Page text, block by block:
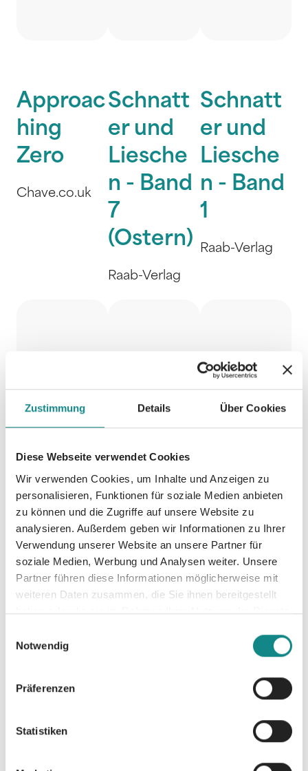
Zustimmung Details Über Cookies
Diese Webseite verwendet Cookies
Wir verwenden Cookies, um Inhalte und Anzeigen zu
personalisieren, Funktionen für soziale Medien anbieten
zu können und die Zugriffe auf unsere Website zu
analysieren. Außerdem geben wir Informationen zu Ihrer
Verwendung unserer Website an unsere Partner für
soziale Medien, Werbung und Analysen weiter. Unsere
Partner führen diese Informationen möglicherweise mit
weiteren Daten zusammen, die Sie ihnen bereitgestellt
haben oder die sie im Rahmen Ihrer Nutzung der Dienste
Notwendig
Präferenzen
Statistiken
Approac
hing
Zero
Chave.co.uk
Schnatt
er und
Liesche
n - Band
7
(Ostern)
Raab-Verlag
Schnatt
er und
Liesche
n - Band
1
Raab-Verlag
Schnatt
er und
Liesche
n - Band
2
Raab-Verlag
Schnatt
er und
Liesche
n - Band
3
Schnatt
er und
Liesche
n - Band
4
Raab-Verlag